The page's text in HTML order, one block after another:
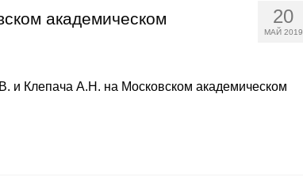
20
МАЙ 2019
академическом
и Клепача А.Н. на Московском академическом